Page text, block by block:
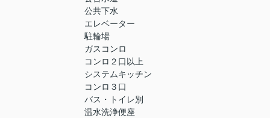
公共下水
エレベーター
駐輪場
ガスコンロ
コンロ２口以上
システムキッチン
コンロ３口
バス・トイレ別
温水洗浄便座